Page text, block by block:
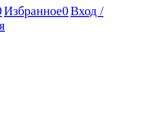
Избранное0Вход /